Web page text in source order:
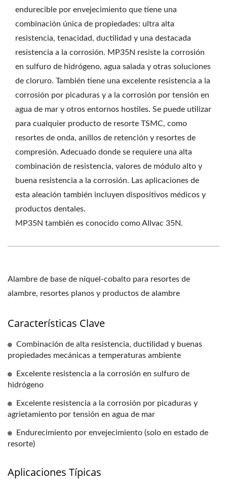
endurecible por envejecimiento que tiene una
combinación única de propiedades: ultra alta
resistencia, tenacidad, ductilidad y una destacada
resistencia a la corrosión. MP35N resiste la corrosión
en sulfuro de hidrógeno, agua salada y otras soluciones
de cloruro. También tiene una excelente resistencia a la
corrosión por picaduras y a la corrosión por tensión en
agua de mar y otros entornos hostiles. Se puede utilizar
para cualquier producto de resorte TSMC, como
resortes de onda, anillos de retención y resortes de
compresión. Adecuado donde se requiere una alta
combinación de resistencia, valores de módulo alto y
buena resistencia a la corrosión. Las aplicaciones de
esta aleación también incluyen dispositivos médicos y
productos dentales.
MP35N también es conocido como Allvac 35N.
Alambre de base de níquel-cobalto para resortes de
alambre, resortes planos y productos de alambre
Características Clave
Combinación de alta resistencia, ductilidad y buenas
propiedades mecánicas a temperaturas ambiente
Excelente resistencia a la corrosión en sulfuro de
hidrógeno
Excelente resistencia a la corrosión por picaduras y
agrietamiento por tensión en agua de mar
Endurecimiento por envejecimiento (solo en estado de
resorte)
Aplicaciones Típicas